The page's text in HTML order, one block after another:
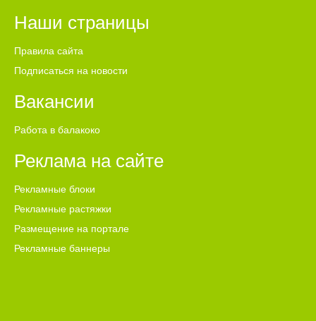
Наши страницы
Правила сайта
Подписаться на новости
Вакансии
Работа в балакоко
Реклама на сайте
Рекламные блоки
Рекламные растяжки
Размещение на портале
Рекламные баннеры